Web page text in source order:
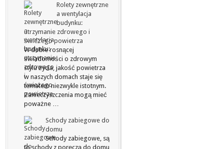
Rolety zewnętrzne
a wentylacja
budynku:
utrzymanie zdrowego i
świeżego powietrza
W dobie rosnącej
świadomości o zdrowym
stylu życia, jakość powietrza
w naszych domach staje się
tematem niezwykle istotnym.
Zanieczyszczenia mogą mieć
poważne …
Schody zabiegowe do
domu
Schody zabiegowe, są
to schody z poręczą do domu